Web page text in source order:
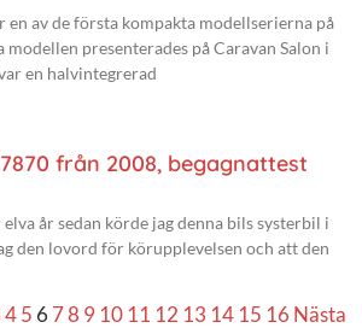
en av de första kompakta modellserierna på
presenterades på Caravan Salon i
en halvintegrerad
från 2008, begagnattest
år sedan körde jag denna bils systerbil i
den lovord för körupplevelsen och att den
45 6 78 9 10 11 12 13 14 15 16 Nästa